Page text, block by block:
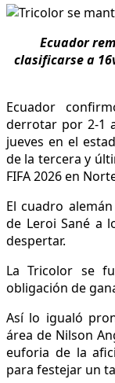
Ecuador
clasificarse a
Ecuador
derrotar por 2-1
jueves en el
de la tercera y
FIFA 2026 en
El cuadro
de Leroi Sané a
despertar.
La Tricolor se
obligación de
Así lo igualó
área de Nilson
euforia de la
para festejar un